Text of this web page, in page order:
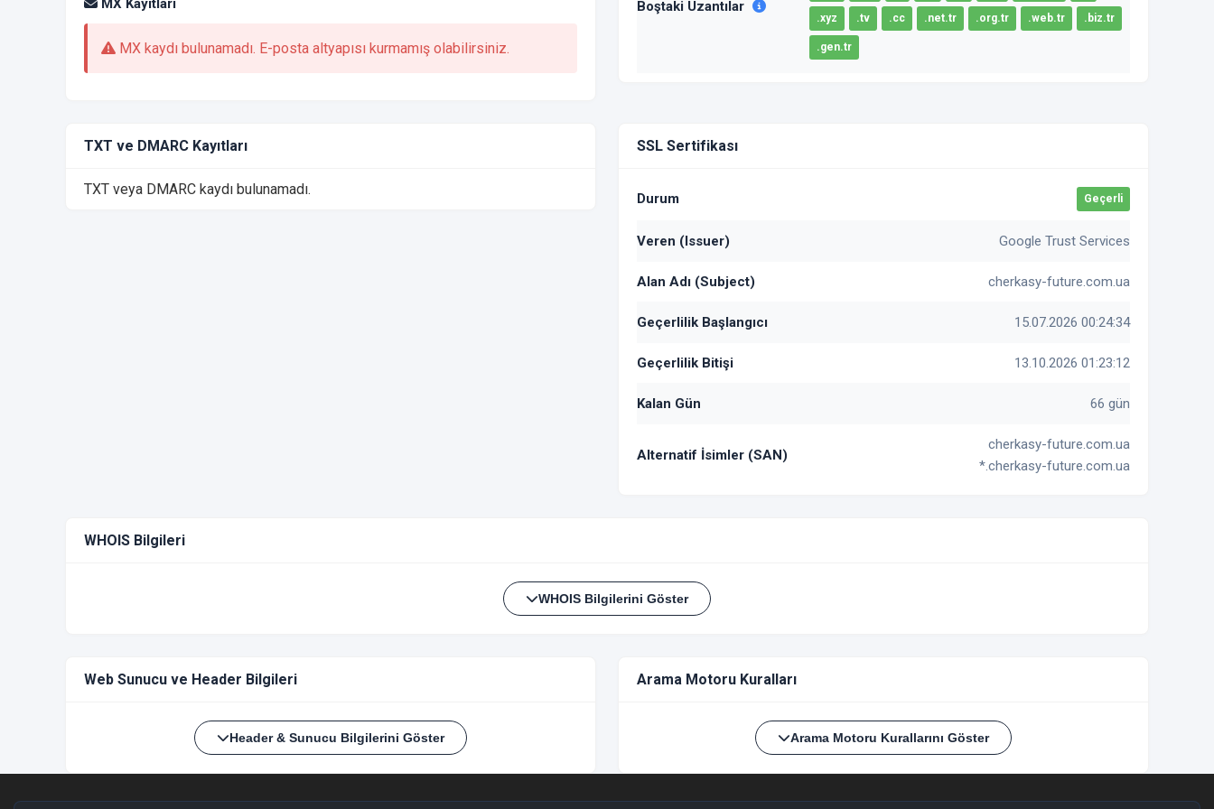
MX Kayıtları
MX kaydı bulunamadı. E-posta altyapısı kurmamış olabilirsiniz.
Boştaki Uzantılar
.xyz .tv .cc .net.tr .org.tr .web.tr .biz.tr
.gen.tr
TXT ve DMARC Kayıtları
TXT veya DMARC kaydı bulunamadı.
SSL Sertifikası
Durum Geçerli
Veren (Issuer) Google Trust Services
Alan Adı (Subject) cherkasy-future.com.ua
Geçerlilik Başlangıcı 15.07.2026 00:24:34
Geçerlilik Bitişi 13.10.2026 01:23:12
Kalan Gün 66 gün
Alternatif İsimler (SAN)
cherkasy-future.com.ua
*.cherkasy-future.com.ua
WHOIS Bilgileri
WHOIS Bilgilerini Göster
Web Sunucu ve Header Bilgileri
Header & Sunucu Bilgilerini Göster
Arama Motoru Kuralları
Arama Motoru Kurallarını Göster